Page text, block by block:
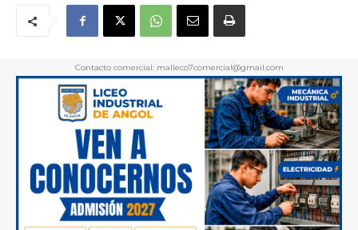
Contacto comercial: malleco7comercial@gmail.com